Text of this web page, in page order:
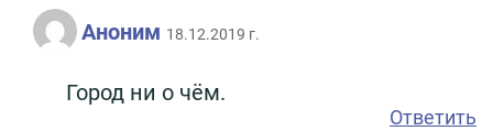
Аноним 18.12.2019 г.
Город ни о чём.
Ответить